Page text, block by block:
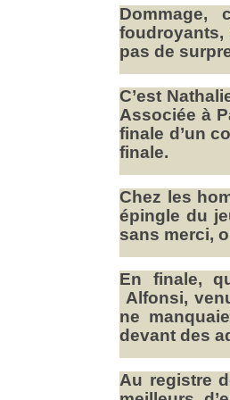
pas de
C’est
Associée à
finale d’un
finale.
Chez les
épingle du
sans merci,
En finale,
Alfonsi,
ne
devant des
Au registre